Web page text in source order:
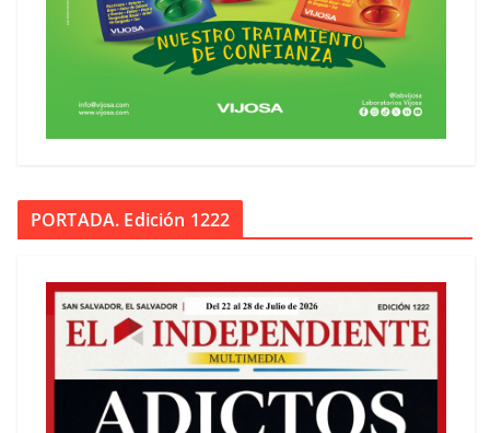
PORTADA. Edición 1222